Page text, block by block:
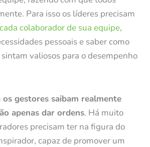
Para isso os líderes precisam
colaborador de sua equipe,
pessoais e saber como
valiosos para o desempenho
gestores saibam realmente
apenas dar ordens. Há muito
precisam ter na figura do
capaz de promover um